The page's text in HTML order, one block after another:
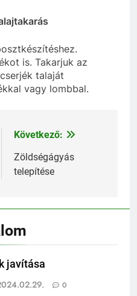
is. Takarjuk az
talaját
vagy lombbal.
Következő:
Zöldségágyás
telepítése
javítása
0